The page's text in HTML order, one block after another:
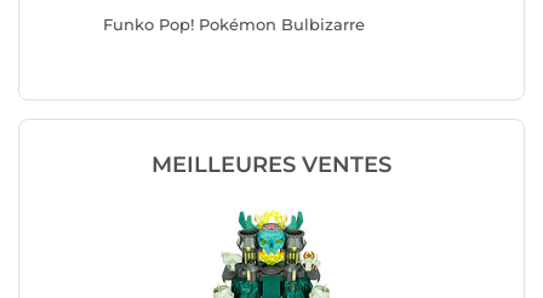
Funko Pop! Pokémon Bulbizarre
MEILLEURES VENTES